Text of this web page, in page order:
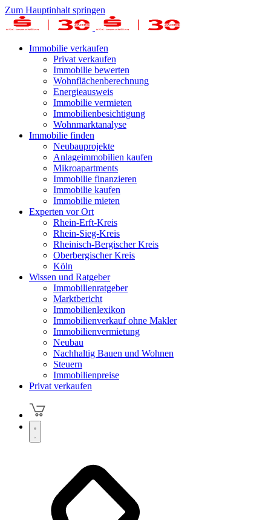
Zum Hauptinhalt springen
Immobilie verkaufen
Privat verkaufen
Immobilie bewerten
Wohnflächenberechnung
Energieausweis
Immobilie vermieten
Immobilienbesichtigung
Wohnmarktanalyse
Immobilie finden
Neubauprojekte
Anlageimmobilien kaufen
Mikroapartments
Immobilie finanzieren
Immobilie kaufen
Immobilie mieten
Experten vor Ort
Rhein-Erft-Kreis
Rhein-Sieg-Kreis
Rheinisch-Bergischer Kreis
Oberbergischer Kreis
Köln
Wissen und Ratgeber
Immobilienratgeber
Marktbericht
Immobilienlexikon
Immobilienverkauf ohne Makler
Immobilienvermietung
Neubau
Nachhaltig Bauen und Wohnen
Steuern
Immobilienpreise
Privat verkaufen